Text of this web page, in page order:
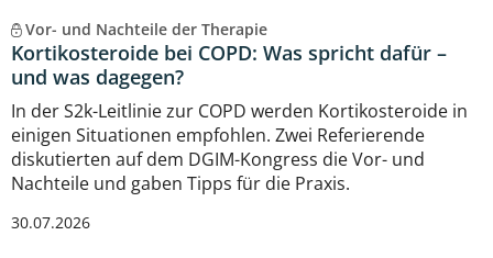
Vor- und Nachteile der Therapie
Kortikosteroide bei COPD: Was spricht dafür –
und was dagegen?
In der S2k-Leitlinie zur COPD werden Kortikosteroide in
einigen Situationen empfohlen. Zwei Referierende
diskutierten auf dem DGIM-Kongress die Vor- und
Nachteile und gaben Tipps für die Praxis.
30.07.2026